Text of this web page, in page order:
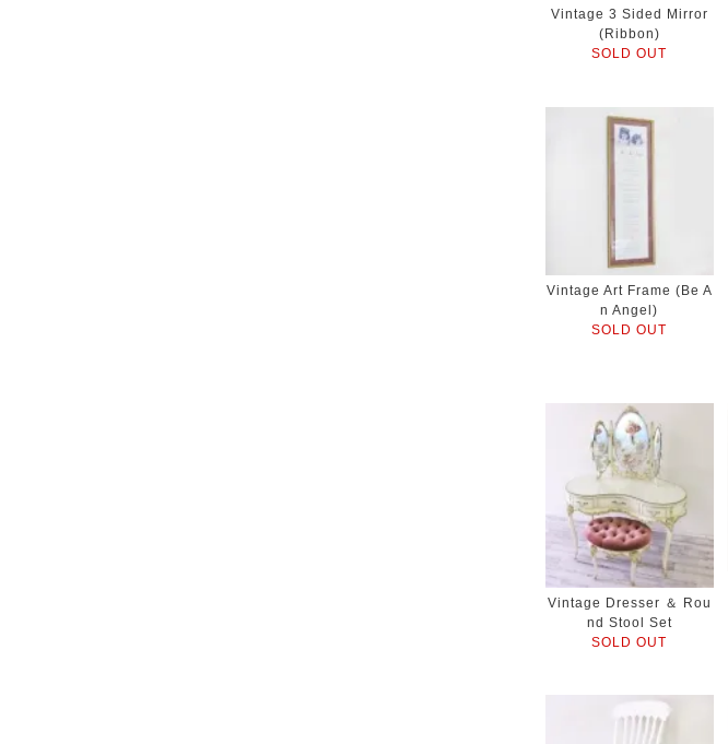
Vintage 3 Sided Mirror
(Ribbon)
SOLD OUT
Vintage Art Frame (Be A
n Angel)
SOLD OUT
Vintage Dresser ＆ Rou
nd Stool Set
SOLD OUT